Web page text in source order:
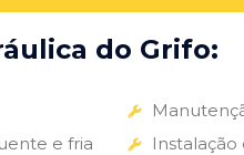
do Grifo:
e fria